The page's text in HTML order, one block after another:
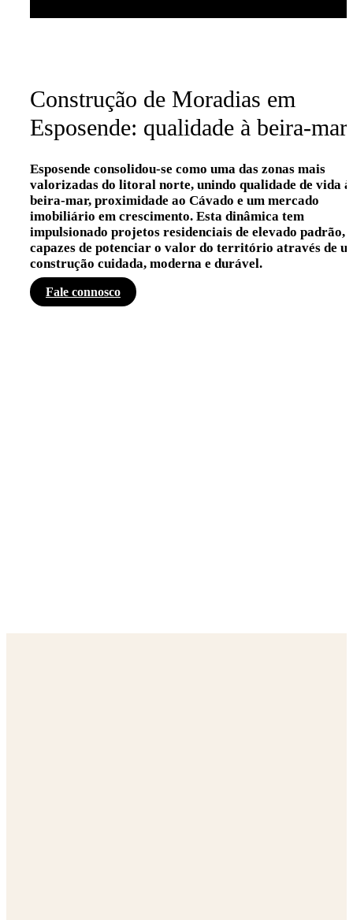
Construção de Moradias em
Esposende: qualidade à beira-mar
Esposende consolidou-se como uma das zonas mais
valorizadas do litoral norte, unindo qualidade de vida à
beira-mar, proximidade ao Cávado e um mercado
imobiliário em crescimento. Esta dinâmica tem
impulsionado projetos residenciais de elevado padrão,
capazes de potenciar o valor do território através de
construção cuidada, moderna e durável.
Fale connosco